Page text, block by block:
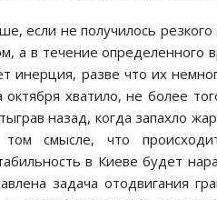
если не получилось резкого
а в течение определенного
инерция, разве что их
хватило, не более
назад, когда запахло
смысле, что
в Киеве будет
задача отодвигания